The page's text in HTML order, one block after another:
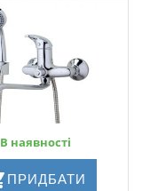
В наявності
ПРИДБАТИ